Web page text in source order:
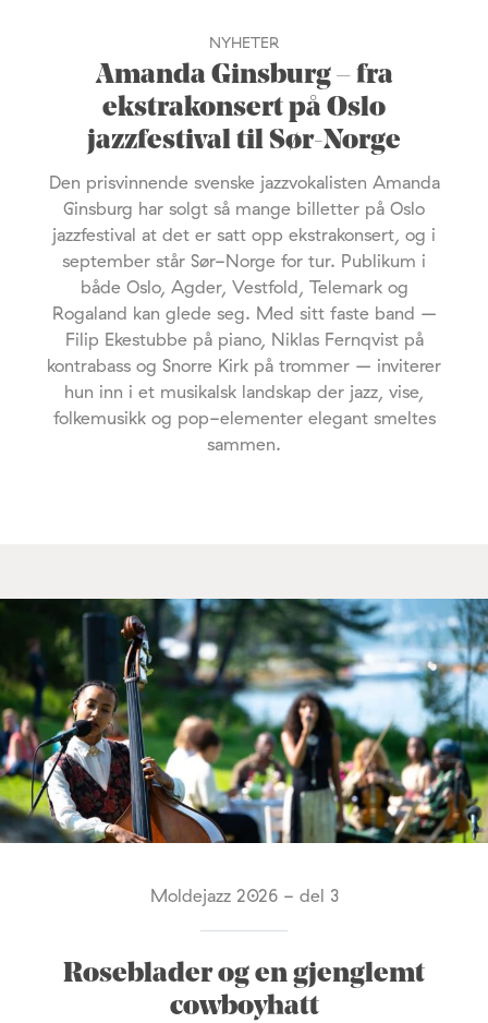
NYHETER
Amanda Ginsburg – fra
ekstrakonsert på Oslo
jazzfestival til Sør-Norge
Den prisvinnende svenske jazzvokalisten Amanda
Ginsburg har solgt så mange billetter på Oslo
jazzfestival at det er satt opp ekstrakonsert, og i
september står Sør-Norge for tur. Publikum i
både Oslo, Agder, Vestfold, Telemark og
Rogaland kan glede seg. Med sitt faste band –
Filip Ekestubbe på piano, Niklas Fernqvist på
kontrabass og Snorre Kirk på trommer – inviterer
hun inn i et musikalsk landskap der jazz, vise,
folkemusikk og pop-elementer elegant smeltes
sammen.
Moldejazz 2026 - del 3
Roseblader og en gjenglemt
cowboyhatt